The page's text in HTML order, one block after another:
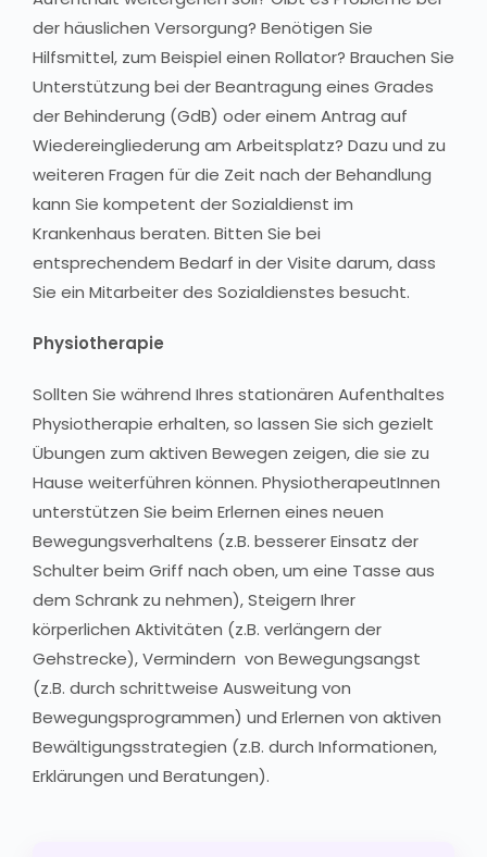
der häuslichen Versorgung? Benötigen Sie
Hilfsmittel, zum Beispiel einen Rollator? Brauchen Sie
Unterstützung bei der Beantragung eines Grades
der Behinderung (GdB) oder einem Antrag auf
Wiedereingliederung am Arbeitsplatz? Dazu und zu
weiteren Fragen für die Zeit nach der Behandlung
kann Sie kompetent der Sozialdienst im
Krankenhaus beraten. Bitten Sie bei
entsprechendem Bedarf in der Visite darum, dass
Sie ein Mitarbeiter des Sozialdienstes besucht.
Physiotherapie
Sollten Sie während Ihres stationären Aufenthaltes
Physiotherapie erhalten, so lassen Sie sich gezielt
Übungen zum aktiven Bewegen zeigen, die sie zu
Hause weiterführen können. PhysiotherapeutInnen
unterstützen Sie beim Erlernen eines neuen
Bewegungsverhaltens (z.B. besserer Einsatz der
Schulter beim Griff nach oben, um eine Tasse aus
dem Schrank zu nehmen), Steigern Ihrer
körperlichen Aktivitäten (z.B. verlängern der
Gehstrecke), Vermindern von Bewegungsangst
(z.B. durch schrittweise Ausweitung von
Bewegungsprogrammen) und Erlernen von aktiven
Bewältigungsstrategien (z.B. durch Informationen,
Erklärungen und Beratungen).